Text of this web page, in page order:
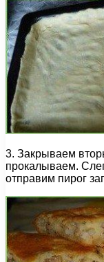
3. Закрываем
прокалываем.
отправим пирог